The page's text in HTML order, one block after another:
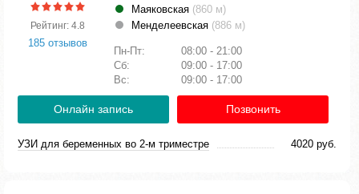
Рейтинг: 4.8
185 отзывов
Маяковская (860 м)
Менделеевская (886 м)
Пн-Пт:
08:00 - 21:00
Сб:
09:00 - 17:00
Вс:
09:00 - 17:00
Онлайн запись Позвонить
УЗИ для беременных во 2-м триместре 4020 руб.